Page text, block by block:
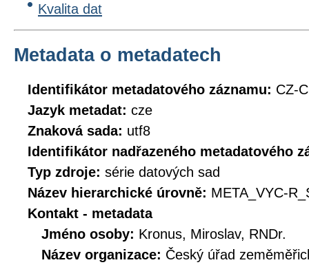
Kvalita dat
Metadata o metadatech
Identifikátor metadatového záznamu: CZ-
Jazyk metadat: cze
Znaková sada: utf8
Identifikátor nadřazeného metadatového
Typ zdroje: série datových sad
Název hierarchické úrovně: META_VYC-
Kontakt - metadata
Jméno osoby: Kronus, Miroslav, RNDr.
Název organizace: Český úřad